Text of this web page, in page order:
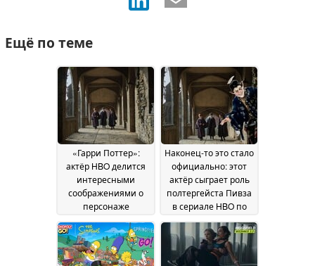
Ещё по теме
«Гарри Поттер»:
актёр HBO делится
интересными
соображениями о
персонаже
07
July 2026
Наконец-то это стало
официально: этот
актёр сыграет роль
полтергейста Пивза
в сериале HBO по
Поттера» 18 June 2026